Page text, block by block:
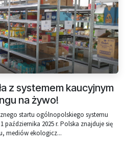
z systemem kaucyjnym
na żywo!
startu ogólnopolskiego systemu
października 2025 r. Polska znajduje się
mediów ekologicz...